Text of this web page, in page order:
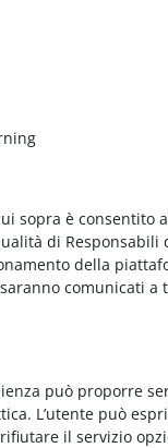
sopra è
di
della
comunicati
può proporre
L’utente può
il servizio